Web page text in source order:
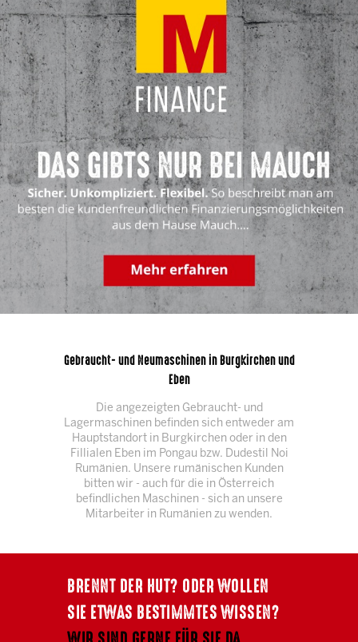
Gebraucht- und Neumaschinen in Burgkirchen und
Eben
Die angezeigten Gebraucht- und
Lagermaschinen befinden sich entweder am
Hauptstandort in Burgkirchen oder in den
Fillialen Eben im Pongau bzw. Dudestil Noi
Rumänien. Unsere rumänischen Kunden
bitten wir - auch für die in Österreich
befindlichen Maschinen - sich an unsere
Mitarbeiter in Rumänien zu wenden.
BRENNT DER HUT? ODER WOLLEN
SIE ETWAS BESTIMMTES WISSEN?